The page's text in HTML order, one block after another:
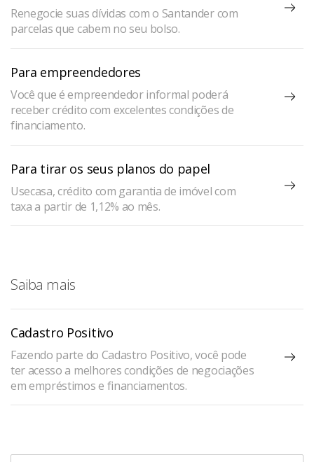
Renegocie suas dívidas com o Santander com
parcelas que cabem no seu bolso.
Para empreendedores
Você que é empreendedor informal poderá
receber crédito com excelentes condições de
financiamento.
Para tirar os seus planos do papel
Usecasa, crédito com garantia de imóvel com
taxa a partir de 1,12% ao mês.
Saiba mais
Cadastro Positivo
Fazendo parte do Cadastro Positivo, você pode
ter acesso a melhores condições de negociações
em empréstimos e financiamentos.